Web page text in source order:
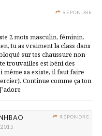
RÉPONDRE
2 mots masculin, féminin.
tu as vraiment la class dans
sur tes chaussure non
trouvailles est béni des
même sa existe, il faut faire
Continue comme ça ton
RÉPONDRE